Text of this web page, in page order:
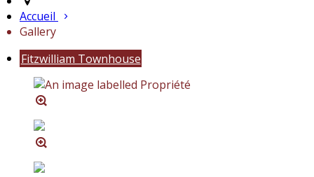
Accueil
Gallery
Fitzwilliam Townhouse